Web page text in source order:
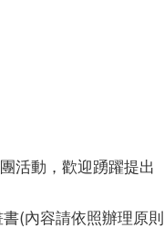
活動，歡迎踴躍提出
(內容請依照辦理原則